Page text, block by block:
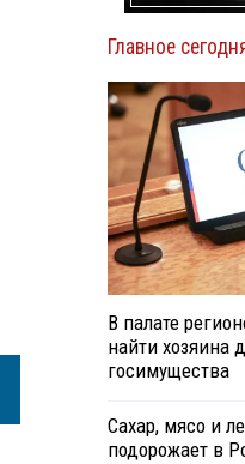
Главное
В палате
найти хозяина
госимущества
Сахар, мясо и
подорожает в